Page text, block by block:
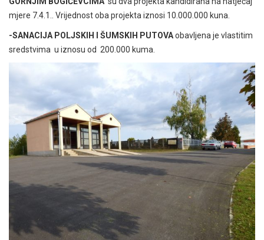
mjere 7.4.1.. Vrijednost oba projekta iznosi 10.000.000 kuna.
-SANACIJA POLJSKIH I ŠUMSKIH PUTOVAobavljena je vlastitim
sredstvima u iznosu od 200.000 kuma.